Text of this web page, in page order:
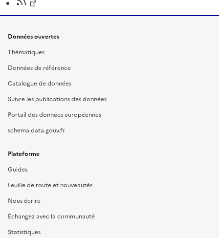
Données ouvertes
Thématiques
Données de référence
Catalogue de données
Suivre les publications des données
Portail des données européennes
schema.data.gouv.fr
Plateforme
Guides
Feuille de route et nouveautés
Nous écrire
Échangez avec la communauté
Statistiques